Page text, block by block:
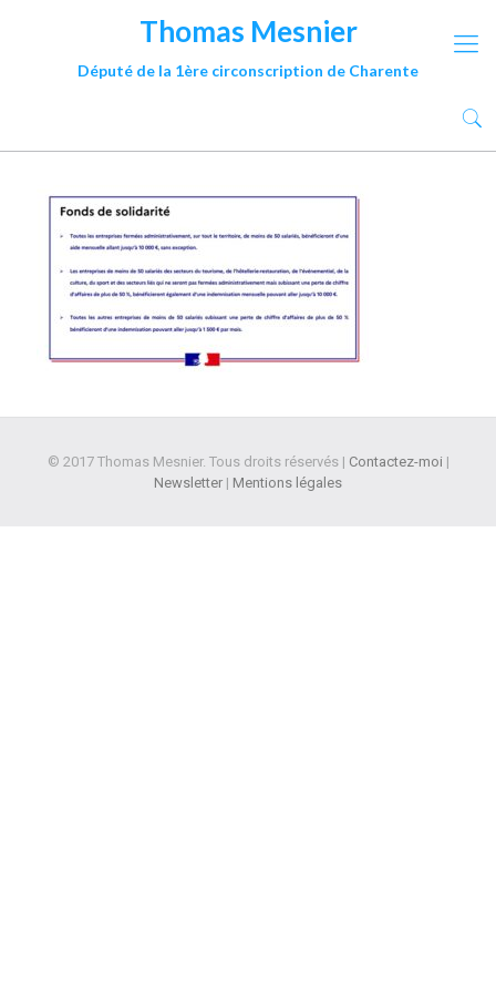
Thomas Mesnier
Député de la 1ère circonscription de Charente
© 2017 Thomas Mesnier. Tous droits réservés | Contactez-moi |
Newsletter | Mentions légales